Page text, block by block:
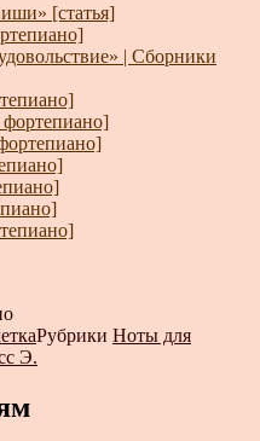
[статья]
| Сборники
Рубрики Ноты для
Э.